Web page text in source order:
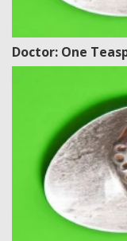
Doctor: One